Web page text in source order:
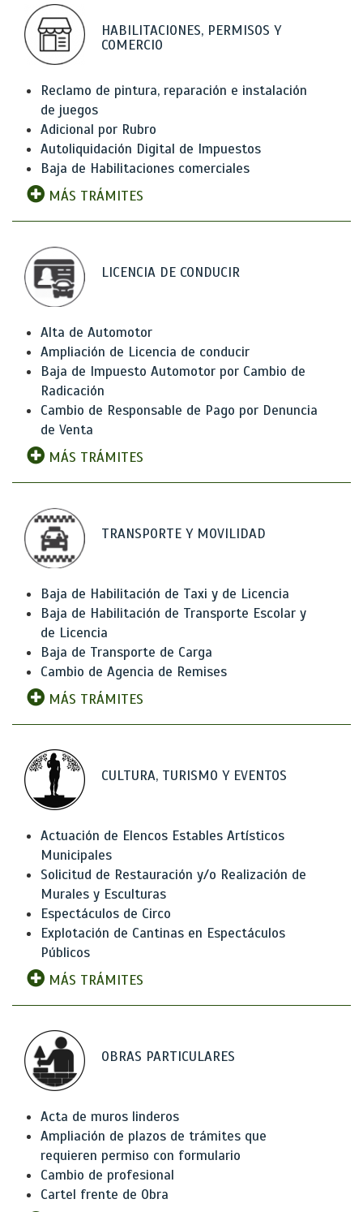
HABILITACIONES, PERMISOS Y
COMERCIO
Reclamo de pintura, reparación e instalación
de juegos
Adicional por Rubro
Autoliquidación Digital de Impuestos
Baja de Habilitaciones comerciales
MÁS TRÁMITES
LICENCIA DE CONDUCIR
Alta de Automotor
Ampliación de Licencia de conducir
Baja de Impuesto Automotor por Cambio de
Radicación
Cambio de Responsable de Pago por Denuncia
de Venta
MÁS TRÁMITES
TRANSPORTE Y MOVILIDAD
Baja de Habilitación de Taxi y de Licencia
Baja de Habilitación de Transporte Escolar y
de Licencia
Baja de Transporte de Carga
Cambio de Agencia de Remises
MÁS TRÁMITES
CULTURA, TURISMO Y EVENTOS
Actuación de Elencos Estables Artísticos
Municipales
Solicitud de Restauración y/o Realización de
Murales y Esculturas
Espectáculos de Circo
Explotación de Cantinas en Espectáculos
Públicos
MÁS TRÁMITES
OBRAS PARTICULARES
Acta de muros linderos
Ampliación de plazos de trámites que
requieren permiso con formulario
Cambio de profesional
Cartel frente de Obra